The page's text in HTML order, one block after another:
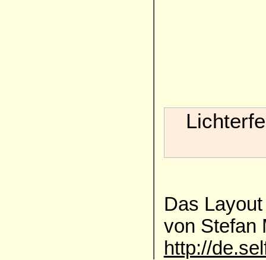
Das
von Stefan
http://